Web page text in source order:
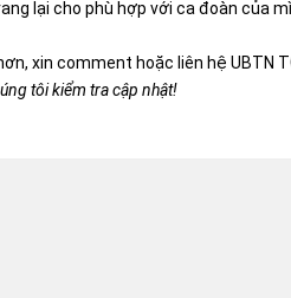
lại cho phù hợp với ca đoàn của
xin comment hoặc liên hệ UBTN
tôi kiểm tra cập nhật!